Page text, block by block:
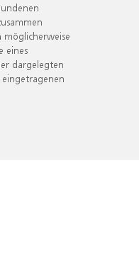
eines
dargelegten